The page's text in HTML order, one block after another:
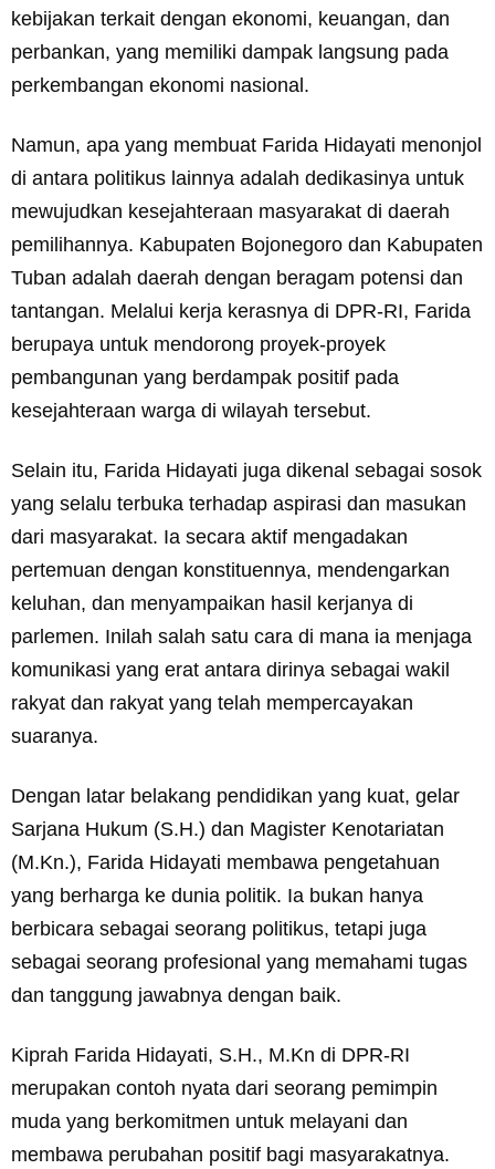
kebijakan terkait dengan ekonomi, keuangan, dan
perbankan, yang memiliki dampak langsung pada
perkembangan ekonomi nasional.
Namun, apa yang membuat Farida Hidayati menonjol
di antara politikus lainnya adalah dedikasinya untuk
mewujudkan kesejahteraan masyarakat di daerah
pemilihannya. Kabupaten Bojonegoro dan Kabupaten
Tuban adalah daerah dengan beragam potensi dan
tantangan. Melalui kerja kerasnya di DPR-RI, Farida
berupaya untuk mendorong proyek-proyek
pembangunan yang berdampak positif pada
kesejahteraan warga di wilayah tersebut.
Selain itu, Farida Hidayati juga dikenal sebagai sosok
yang selalu terbuka terhadap aspirasi dan masukan
dari masyarakat. Ia secara aktif mengadakan
pertemuan dengan konstituennya, mendengarkan
keluhan, dan menyampaikan hasil kerjanya di
parlemen. Inilah salah satu cara di mana ia menjaga
komunikasi yang erat antara dirinya sebagai wakil
rakyat dan rakyat yang telah mempercayakan
suaranya.
Dengan latar belakang pendidikan yang kuat, gelar
Sarjana Hukum (S.H.) dan Magister Kenotariatan
(M.Kn.), Farida Hidayati membawa pengetahuan
yang berharga ke dunia politik. Ia bukan hanya
berbicara sebagai seorang politikus, tetapi juga
sebagai seorang profesional yang memahami tugas
dan tanggung jawabnya dengan baik.
Kiprah Farida Hidayati, S.H., M.Kn di DPR-RI
merupakan contoh nyata dari seorang pemimpin
muda yang berkomitmen untuk melayani dan
membawa perubahan positif bagi masyarakatnya.